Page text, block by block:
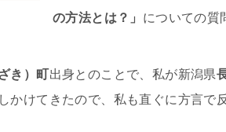
の方法とは？」 についての質
き）町出身とのことで、私が新潟県
かけてきたので、私も直ぐに方言で